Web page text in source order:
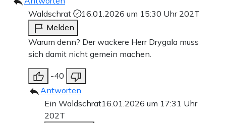
Waldschrat
16.01.2026 um 15:30 Uhr 202T
Melden
Warum denn? Der wackere Herr Drygala muss
sich damit nicht gemein machen.
-40
Antworten
Ein Waldschrat16.01.2026 um 17:31 Uhr
202T